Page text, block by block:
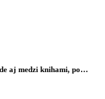
podujatia potrvajú až do pondelka